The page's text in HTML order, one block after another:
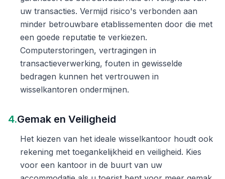
uw transacties. Vermijd risico's verbonden aan
minder betrouwbare etablissementen door die met
een goede reputatie te verkiezen.
Computerstoringen, vertragingen in
transactieverwerking, fouten in gewisselde
bedragen kunnen het vertrouwen in
wisselkantoren ondermijnen.
4.Gemak en Veiligheid
Het kiezen van het ideale wisselkantoor houdt ook
rekening met toegankelijkheid en veiligheid. Kies
voor een kantoor in de buurt van uw